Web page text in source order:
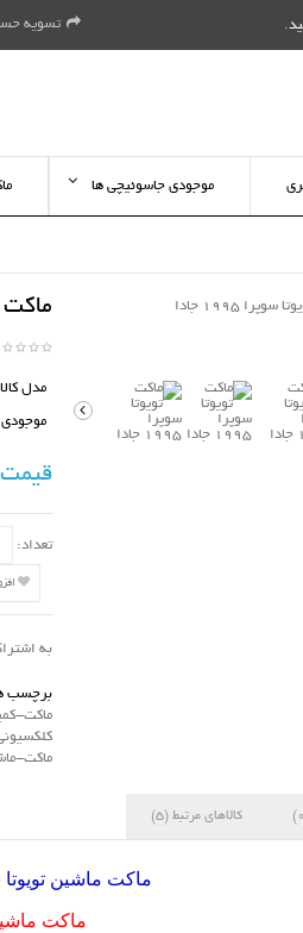
. تسویه
موجودی جاسوئیچی ها
ماکت
مدل
تعداد:
به
برچسب
ماکت-
ماکت-
کالاهای مرتبط (5)
ماکت ماشین تویوتا سوپرا 1995
ماکت